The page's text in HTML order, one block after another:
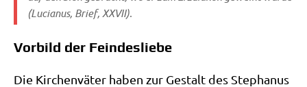
(Lucia­nus, Brief, XXVII).
Vorbild der Feindesliebe
Die Kir­chen­vä­ter haben zur Gestalt des Ste­pha­nus